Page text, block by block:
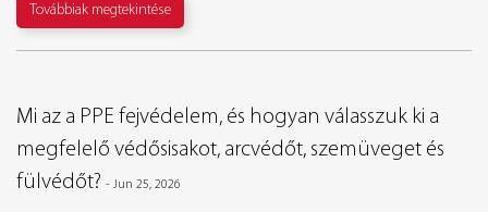
Továbbiak megtekintése
Mi az a PPE fejvédelem, és hogyan válasszuk ki a
megfelelő védősisakot, arcvédőt, szemüveget és
fülvédőt? -Jun 25, 2026